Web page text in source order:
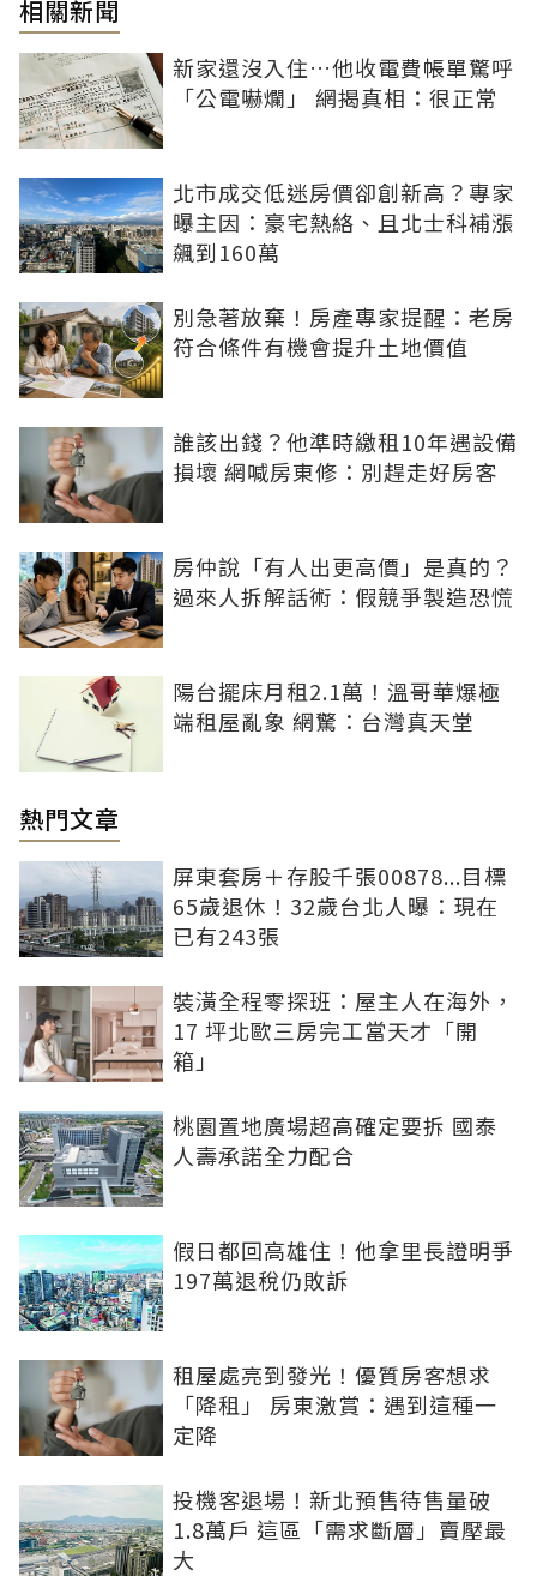
相關新聞
新家還沒入住…他收電費帳單驚呼
「公電嚇爛」 網揭真相：很正常
北市成交低迷房價卻創新高？專家
曝主因：豪宅熱絡、且北士科補漲
飆到160萬
別急著放棄！房產專家提醒：老房
符合條件有機會提升土地價值
誰該出錢？他準時繳租10年遇設備
損壞 網喊房東修：別趕走好房客
房仲說「有人出更高價」是真的？
過來人拆解話術：假競爭製造恐慌
陽台擺床月租2.1萬！溫哥華爆極
端租屋亂象 網驚：台灣真天堂
熱門文章
屏東套房＋存股千張00878...目標
65歲退休！32歲台北人曝：現在
已有243張
裝潢全程零探班：屋主人在海外，
17 坪北歐三房完工當天才「開
箱」
桃園置地廣場超高確定要拆 國泰
人壽承諾全力配合
假日都回高雄住！他拿里長證明爭
197萬退稅仍敗訴
租屋處亮到發光！優質房客想求
「降租」 房東激賞：遇到這種一
定降
投機客退場！新北預售待售量破
1.8萬戶 這區「需求斷層」賣壓最
大